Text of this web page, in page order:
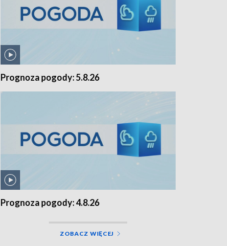
Prognoza pogody: 5.8.26
Prognoza pogody: 4.8.26
ZOBACZ WIĘCEJ